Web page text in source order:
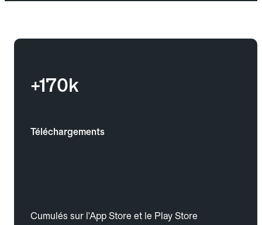
+170k
Téléchargements
Cumulés sur l'App Store et le Play Store